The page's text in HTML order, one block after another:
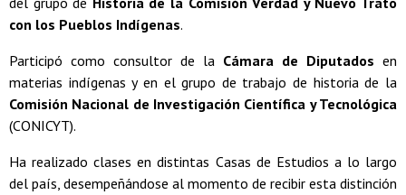
con los Pueblos Indígenas.
Participó como consultor de la Cámara de Diputados en
materias indígenas y en el grupo de trabajo de historia de la
Comisión Nacional de Investigación Científica y Tecnológica
(CONICYT).
Ha realizado clases en distintas Casas de Estudios a lo largo
del país, desempeñándose al momento de recibir esta distinción